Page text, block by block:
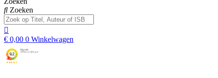
Zoeken
€ 0,00 0 Winkelwagen